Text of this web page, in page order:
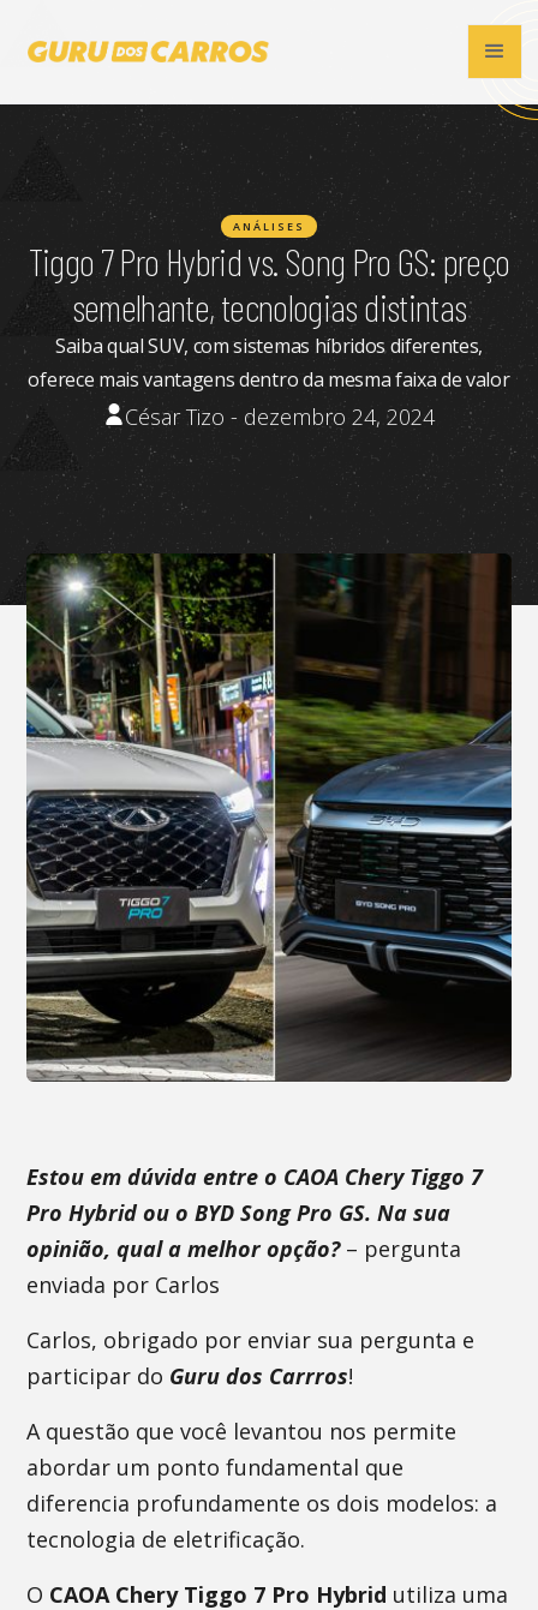
ANÁLISES
Tiggo 7 Pro Hybrid vs. Song Pro GS: preço
semelhante, tecnologias distintas
Saiba qual SUV, com sistemas híbridos diferentes,
oferece mais vantagens dentro da mesma faixa de valor
César Tizo - dezembro 24, 2024
Estou em dúvida entre o CAOA Chery Tiggo 7
Pro Hybrid ou o BYD Song Pro GS. Na sua
opinião, qual a melhor opção?– pergunta
enviada por Carlos
Carlos, obrigado por enviar sua pergunta e
participar do Guru dos Carrros!
A questão que você levantou nos permite
abordar um ponto fundamental que
diferencia profundamente os dois modelos: a
tecnologia de eletrificação.
O CAOA Chery Tiggo 7 Pro Hybrid utiliza uma